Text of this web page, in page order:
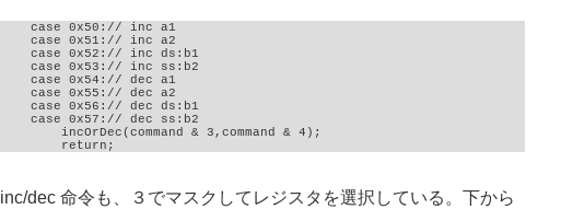
case 0x50:// inc a1
case 0x51:// inc a2
case 0x52:// inc ds:b1
case 0x53:// inc ss:b2
case 0x54:// dec a1
case 0x55:// dec a2
case 0x56:// dec ds:b1
case 0x57:// dec ss:b2
incOrDec(command & 3,command & 4);
return;
inc/dec 命令も、３でマスクしてレジスタを選択している。下から